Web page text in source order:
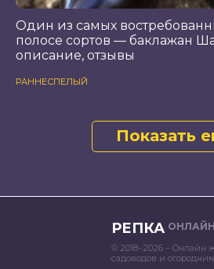
Один из самых
полосе сортов — баклажан
описание, отзывы
РАННЕСПЕЛЫЙ
Показать
РЕПКА ОНЛАЙН
© 2018–2026 – Онлайн
садоводов и